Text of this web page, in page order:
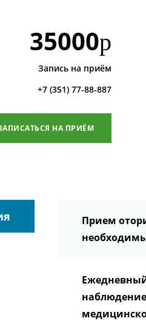
35000р
Запись на приём
+7 (351) 77-88-887
НА ПРИЁМ
Прием